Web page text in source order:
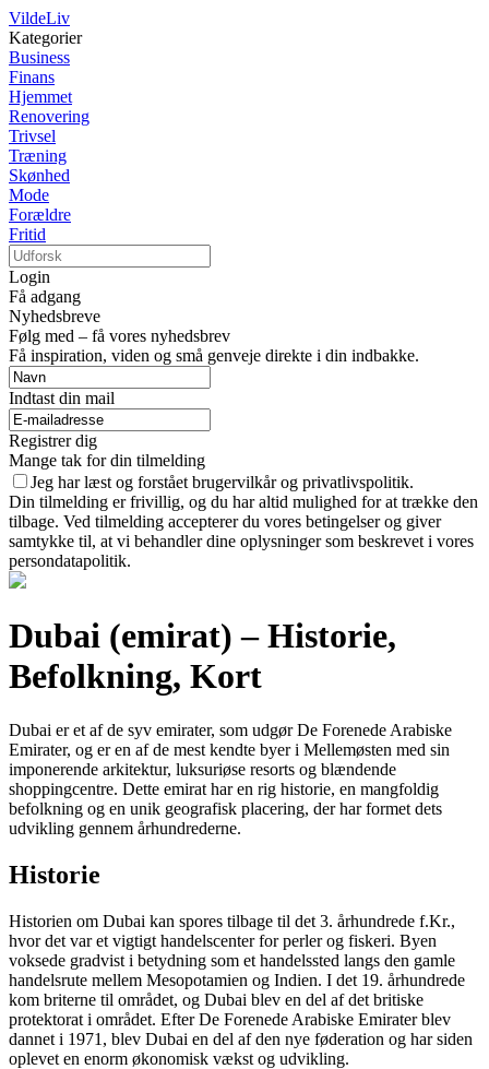
VildeLiv
Kategorier
Business
Finans
Hjemmet
Renovering
Trivsel
Træning
Skønhed
Mode
Forældre
Fritid
Login
Få adgang
Nyhedsbreve
Følg med – få vores nyhedsbrev
Få inspiration, viden og små genveje direkte i din indbakke.
Indtast din mail
Registrer dig
Mange tak for din tilmelding
Jeg har læst og forstået brugervilkår og privatlivspolitik.
Din tilmelding er frivillig, og du har altid mulighed for at trække den
tilbage. Ved tilmelding accepterer du vores betingelser og giver
samtykke til, at vi behandler dine oplysninger som beskrevet i vores
persondatapolitik.
Dubai (emirat) – Historie,
Befolkning, Kort
Dubai er et af de syv emirater, som udgør De Forenede Arabiske
Emirater, og er en af de mest kendte byer i Mellemøsten med sin
imponerende arkitektur, luksuriøse resorts og blændende
shoppingcentre. Dette emirat har en rig historie, en mangfoldig
befolkning og en unik geografisk placering, der har formet dets
udvikling gennem århundrederne.
Historie
Historien om Dubai kan spores tilbage til det 3. århundrede f.Kr.,
hvor det var et vigtigt handelscenter for perler og fiskeri. Byen
voksede gradvist i betydning som et handelssted langs den gamle
handelsrute mellem Mesopotamien og Indien. I det 19. århundrede
kom briterne til området, og Dubai blev en del af det britiske
protektorat i området. Efter De Forenede Arabiske Emirater blev
dannet i 1971, blev Dubai en del af den nye føderation og har siden
oplevet en enorm økonomisk vækst og udvikling.